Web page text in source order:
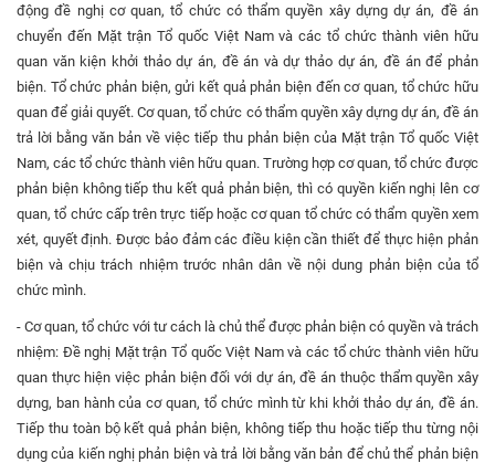
động đề nghị cơ quan, tổ chức có thẩm quyền xây dựng dự án, đề án
chuyển đến Mặt trận Tổ quốc Việt Nam và các tổ chức thành viên hữu
quan văn kiện khởi thảo dự án, đề án và dự thảo dự án, đề án để phản
biện. Tổ chức phản biện, gửi kết quả phản biện đến cơ quan, tổ chức hữu
quan để giải quyết. Cơ quan, tổ chức có thẩm quyền xây dựng dự án, đề án
trả lời bằng văn bản về việc tiếp thu phản biện của Mặt trận Tổ quốc Việt
Nam, các tổ chức thành viên hữu quan. Trường hợp cơ quan, tổ chức được
phản biện không tiếp thu kết quả phản biện, thì có quyền kiến nghị lên cơ
quan, tổ chức cấp trên trực tiếp hoặc cơ quan tổ chức có thẩm quyền xem
xét, quyết định. Được bảo đảm các điều kiện cần thiết để thực hiện phản
biện và chịu trách nhiệm trước nhân dân về nội dung phản biện của tổ
chức mình.
- Cơ quan, tổ chức với tư cách là chủ thể được phản biện có quyền và trách
nhiệm: Đề nghị Mặt trận Tổ quốc Việt Nam và các tổ chức thành viên hữu
quan thực hiện việc phản biện đối với dự án, đề án thuộc thẩm quyền xây
dựng, ban hành của cơ quan, tổ chức mình từ khi khởi thảo dự án, đề án.
Tiếp thu toàn bộ kết quả phản biện, không tiếp thu hoặc tiếp thu từng nội
dụng của kiến nghị phản biện và trả lời bằng văn bản để chủ thể phản biện